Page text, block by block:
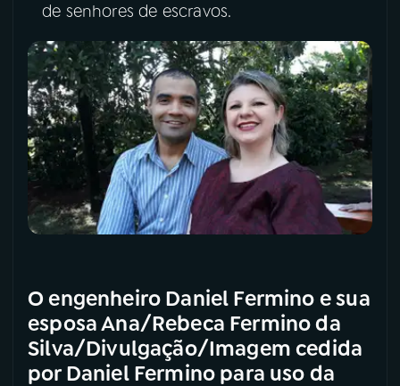
Instagram X
TikTok
de senhores de escravos.
O engenheiro Daniel Fermino e sua
esposa Ana/Rebeca Fermino da
Silva/Divulgação/Imagem cedida
por Daniel Fermino para uso da